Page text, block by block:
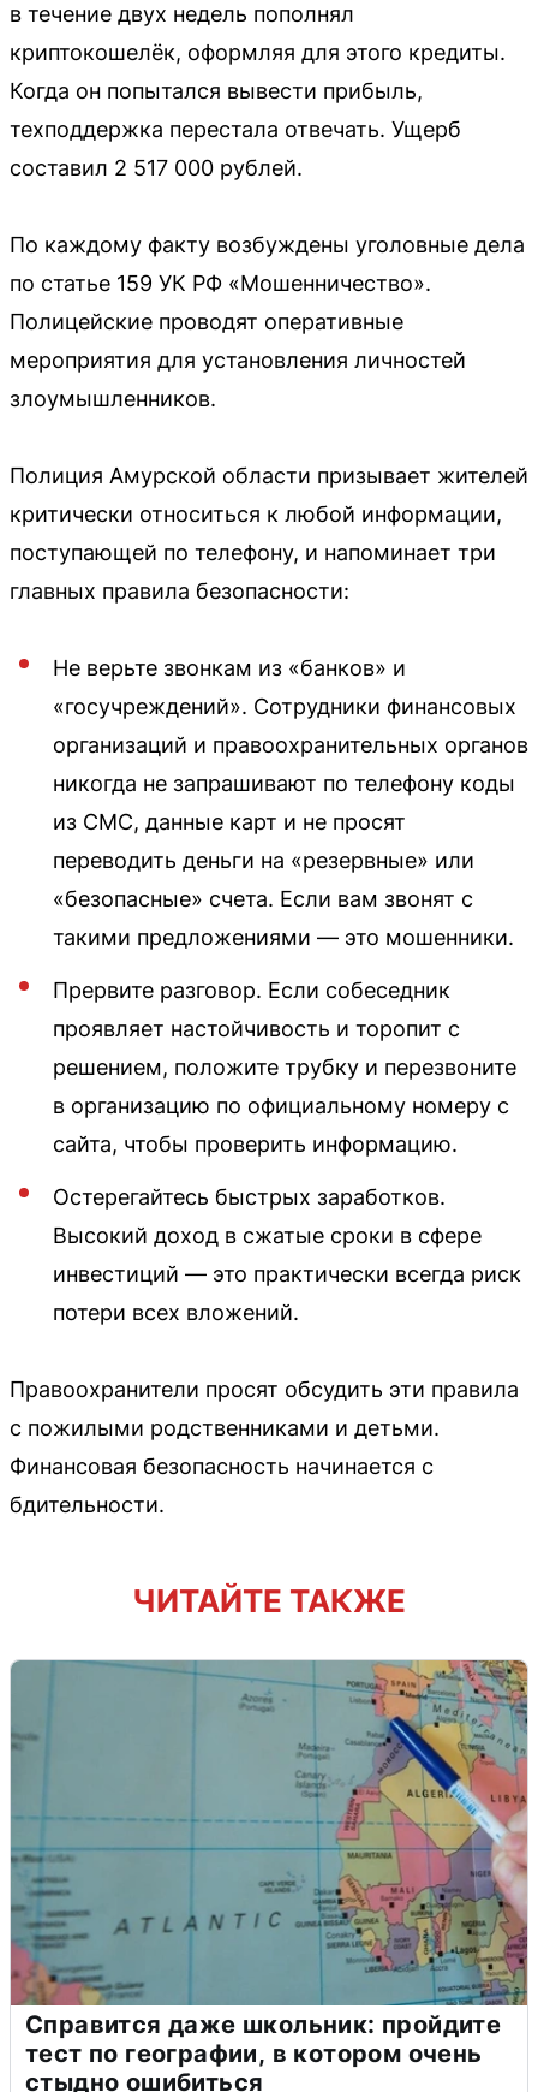
в течение двух недель пополнял
криптокошелёк, оформляя для этого кредиты.
Когда он попытался вывести прибыль,
техподдержка перестала отвечать. Ущерб
составил 2 517 000 рублей.
По каждому факту возбуждены уголовные дела
по статье 159 УК РФ «Мошенничество».
Полицейские проводят оперативные
мероприятия для установления личностей
злоумышленников.
Полиция Амурской области призывает жителей
критически относиться к любой информации,
поступающей по телефону, и напоминает три
главных правила безопасности:
Не верьте звонкам из «банков» и
«госучреждений». Сотрудники финансовых
организаций и правоохранительных органов
никогда не запрашивают по телефону коды
из СМС, данные карт и не просят
переводить деньги на «резервные» или
«безопасные» счета. Если вам звонят с
такими предложениями — это мошенники.
Прервите разговор. Если собеседник
проявляет настойчивость и торопит с
решением, положите трубку и перезвоните
в организацию по официальному номеру с
сайта, чтобы проверить информацию.
Остерегайтесь быстрых заработков.
Высокий доход в сжатые сроки в сфере
инвестиций — это практически всегда риск
потери всех вложений.
Правоохранители просят обсудить эти правила
с пожилыми родственниками и детьми.
Финансовая безопасность начинается с
бдительности.
ЧИТАЙТЕ ТАКЖЕ
Справится даже школьник: пройдите
тест по географии, в котором очень
стыдно ошибиться